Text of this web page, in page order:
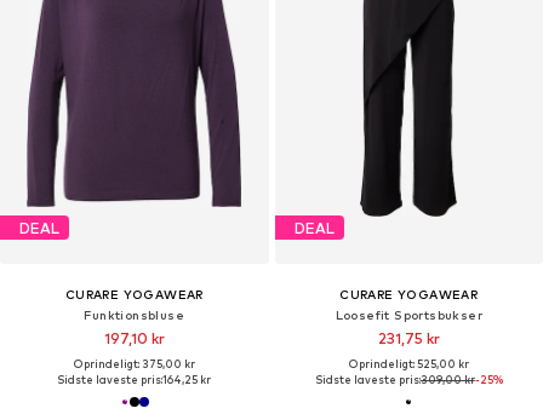
DEAL
CURARE YOGAWEAR
Funktionsbluse
197,10 kr
Oprindeligt: 375,00 kr
Sidste laveste pris:164,25 kr
DEAL
CURARE YOGAWEAR
Loosefit Sportsbukser
231,75 kr
Oprindeligt: 525,00 kr
Sidste laveste pris:309,00 kr-25%